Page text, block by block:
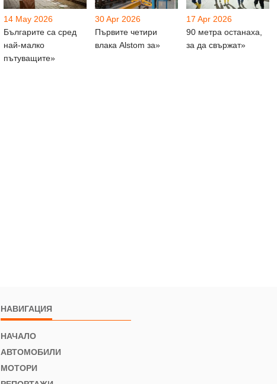
14 May 2026
Българите са сред
най-малко
пътуващите»
30 Apr 2026
Първите четири
влака Alstom за»
17 Apr 2026
90 метра останаха,
за да свържат»
НАВИГАЦИЯ
НАЧАЛО
АВТОМОБИЛИ
МОТОРИ